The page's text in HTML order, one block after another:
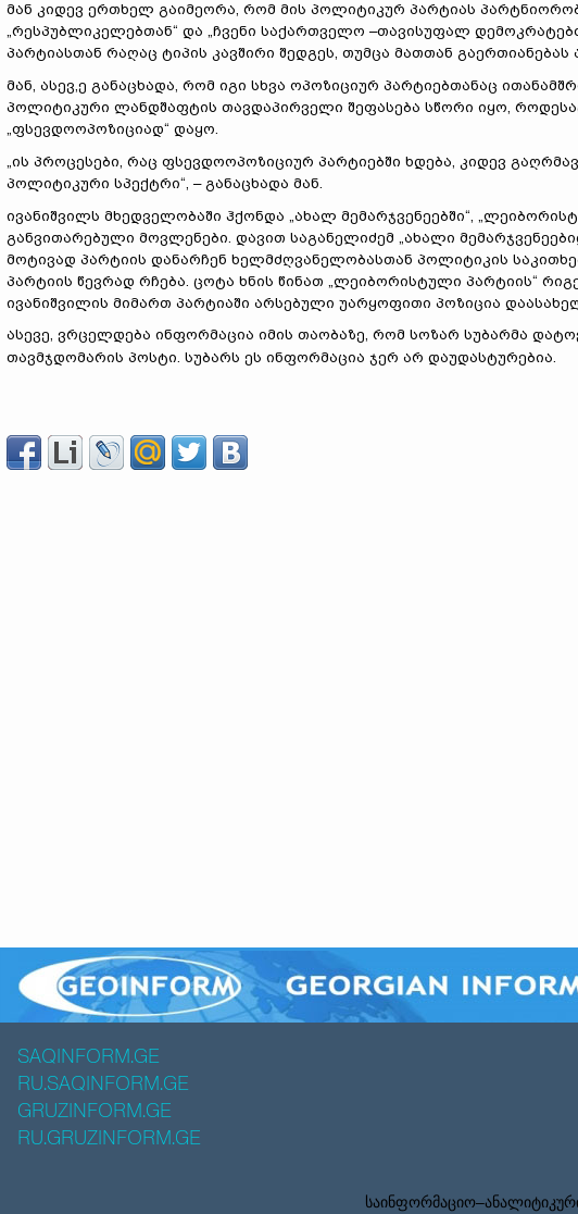
მან კიდევ ერთხელ გაიმეორა, რომ მის პოლიტიკურ პარტიას
„რესპუბლიკელებთან“ და „ჩვენი საქართველო –თავისუფალ
პარტიასთან რაღაც ტიპის კავშირი შედგეს, თუმცა მათთან გაერთიანებას
მან, ასევ,ე განაცხადა, რომ იგი სხვა ოპოზიციურ პარტიებთანაც
პოლიტიკური ლანდშაფტის თავდაპირველი შეფასება სწორი იყო,
„ფსევდოოპოზიციად“ დაყო.
„ის პროცესები, რაც ფსევდოოპოზიციურ პარტიებში ხდება, კიდევ
პოლიტიკური სპექტრი“, – განაცხადა მან.
ივანიშვილს მხედველობაში ჰქონდა „ახალ მემარჯვენეებში“,
განვითარებული მოვლენები. დავით საგანელიძემ „ახალი
მოტივად პარტიის დანარჩენ ხელმძღვანელობასთან პოლიტიკის
პარტიის წევრად რჩება. ცოტა ხნის წინათ „ლეიბორისტული პარტიის“
ივანიშვილის მიმართ პარტიაში არსებული უარყოფითი პოზიცია
ასევე, ვრცელდება ინფორმაცია იმის თაობაზე, რომ სოზარ სუბარმა
თავმჯდომარის პოსტი. სუბარს ეს ინფორმაცია ჯერ არ დაუდასტურებია.
SAQINFORM.GE
RU.SAQINFORM.GE
GRUZINFORM.GE
RU.GRUZINFORM.GE